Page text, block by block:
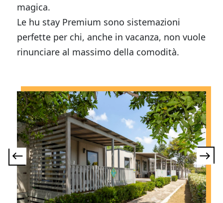
magica.
Le hu stay Premium sono sistemazioni
perfette per chi, anche in vacanza, non vuole
rinunciare al massimo della comodità.